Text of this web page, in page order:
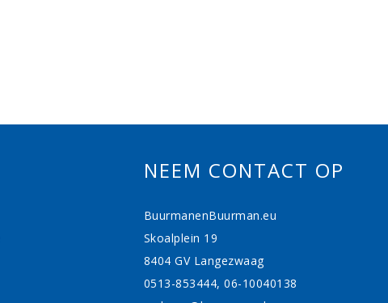
NEEM CONTACT OP
BuurmanenBuurman.eu
Skoalplein 19
8404 GV Langezwaag
0513-853444, 06-10040138